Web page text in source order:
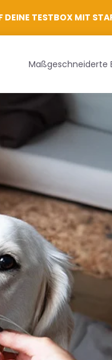
TESTBOX MIT
Maßgeschneiderte